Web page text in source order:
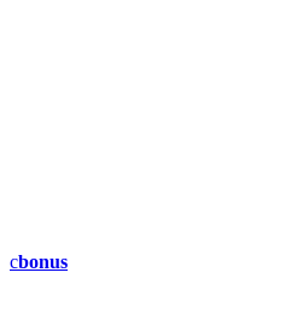
cbonus